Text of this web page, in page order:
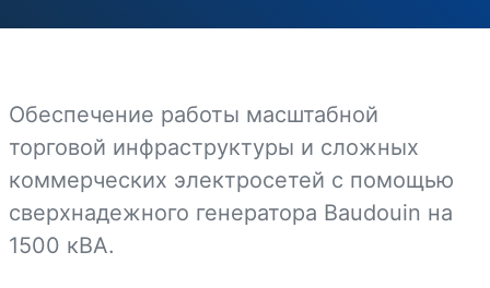
Референс-листы
Информация о материале
Автор:EMSA Generator
Категория:Projects
Опубликовано: 23 марта 2026
Создано: 23 марта 2026
Обеспечение работы масштабной
торговой инфраструктуры и сложных
коммерческих электросетей с помощью
сверхнадежного генератора Baudouin на
1500 кВА.